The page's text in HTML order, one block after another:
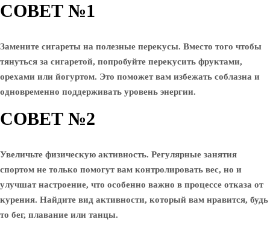
СОВЕТ №1
Замените сигареты на полезные перекусы. Вместо того чтобы
тянуться за сигаретой, попробуйте перекусить фруктами,
орехами или йогуртом. Это поможет вам избежать соблазна и
одновременно поддерживать уровень энергии.
СОВЕТ №2
Увеличьте физическую активность. Регулярные занятия
спортом не только помогут вам контролировать вес, но и
улучшат настроение, что особенно важно в процессе отказа от
курения. Найдите вид активности, который вам нравится, будь
то бег, плавание или танцы.